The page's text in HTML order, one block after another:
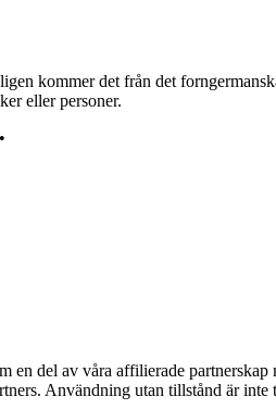
kommer det från det
eller personer.
•
del av våra affilierade partnerskap
Användning utan tillstånd är inte